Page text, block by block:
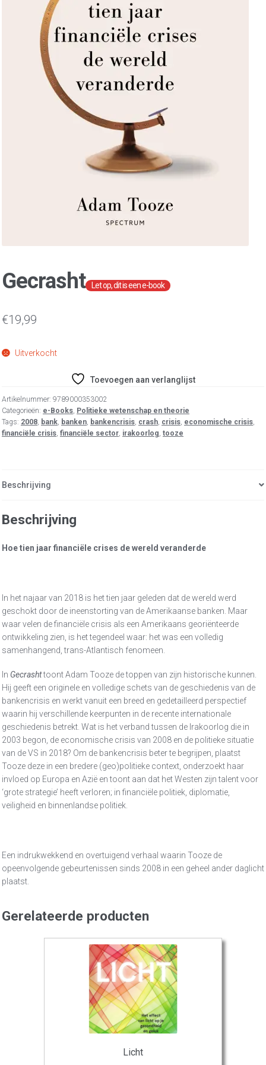
Gecrasht
€19,99
Uitverkocht
Toevoegen aan verlanglijst
Artikelnummer: 9789000353002
Categorieën: e-Books, Politieke wetenschap en theorie
Tags: 2008, bank, banken, bankencrisis, crash, crisis, economische crisis,
financiële crisis, financiële sector, irakoorlog, tooze
Beschrijving
Beschrijving
Hoe tien jaar financiële crises de wereld veranderde
In het najaar van 2018 is het tien jaar geleden dat de wereld werd
geschokt door de ineenstorting van de Amerikaanse banken. Maar
waar velen de financiële crisis als een Amerikaans georiënteerde
ontwikkeling zien, is het tegendeel waar: het was een volledig
samenhangend, trans-Atlantisch fenomeen.
In Gecrashttoont Adam Tooze de toppen van zijn historische kunnen.
Hij geeft een originele en volledige schets van de geschiedenis van de
bankencrisis en werkt vanuit een breed en gedetailleerd perspectief
waarin hij verschillende keerpunten in de recente internationale
geschiedenis betrekt. Wat is het verband tussen de Irakoorlog die in
2003 begon, de economische crisis van 2008 en de politieke situatie
van de VS in 2018? Om de bankencrisis beter te begrijpen, plaatst
Tooze deze in een bredere (geo)politieke context, onderzoekt haar
invloed op Europa en Azië en toont aan dat het Westen zijn talent voor
‘grote strategie’ heeft verloren; in financiële politiek, diplomatie,
veiligheid en binnenlandse politiek.
Een indrukwekkend en overtuigend verhaal waarin Tooze de
opeenvolgende gebeurtenissen sinds 2008 in een geheel ander daglicht
plaatst.
Gerelateerde producten
Licht